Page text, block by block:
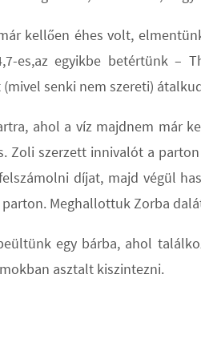
kellően éhes volt,
es,az egyikbe betértünk –
senki nem szereti)
ahol a víz majdnem már
Zoli szerzett innivalót a
díjat, majd végül
Meghallottuk Zorba
egy bárba, ahol
asztalt kiszintezni.